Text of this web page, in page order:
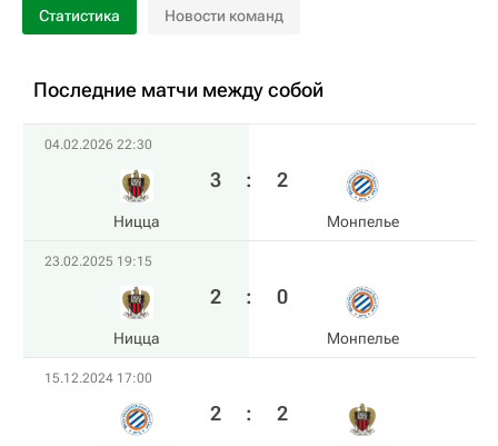
Статистика Новости команд
Последние матчи между собой
04.02.2026 22:30
Ницца
3 : 2
Монпелье
23.02.2025 19:15
Ницца
2 : 0
Монпелье
15.12.2024 17:00
2 : 2